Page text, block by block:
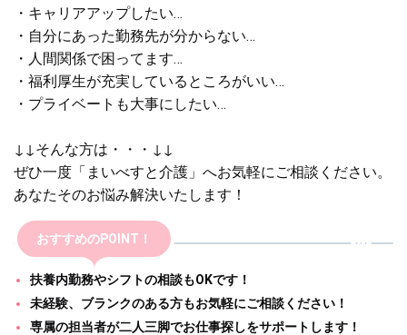
・キャリアアップしたい…
・自分にあった勤務先が分からない…
・人間関係で困ってます…
・福利厚生が充実しているところがいい…
・プライベートも大事にしたい…
↓↓そんな方は・・・↓↓
ぜひ一度「まいべすと介護」へお気軽にご相談ください。
あなたそのお悩み解決いたします！
おすすめのPOINT！
扶養内勤務やシフトの相談もOKです！
未経験、ブランクのある方もお気軽にご相談ください！
専属の担当者が二人三脚でお仕事探しをサポートします！